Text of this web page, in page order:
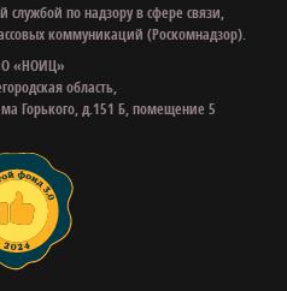
службой по надзору в сфере связи,
коммуникаций (Роскомнадзор).
«НОИЦ»
область,
Горького, д.151 Б, помещение 5